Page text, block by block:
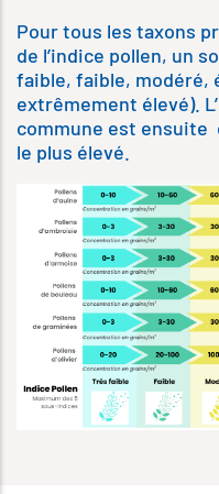
Pour tous les taxons
de l’indice pollen, un
faible, faible, modéré,
extrêmement élevé).
commune est ensuite
le plus élevé.